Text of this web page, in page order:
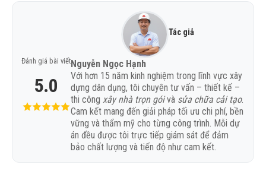
Đánh giá bài viết
5.0
Tác giả
Nguyễn Ngọc Hạnh
Với hơn 15 năm kinh nghiệm trong lĩnh vực xây
dựng dân dụng, tôi chuyên tư vấn – thiết kế –
thi công xây nhà trọn góivà sửa chữa cải tạo.
Cam kết mang đến giải pháp tối ưu chi phí, bền
vững và thẩm mỹ cho từng công trình. Mỗi dự
án đều được tôi trực tiếp giám sát để đảm
bảo chất lượng và tiến độ như cam kết.